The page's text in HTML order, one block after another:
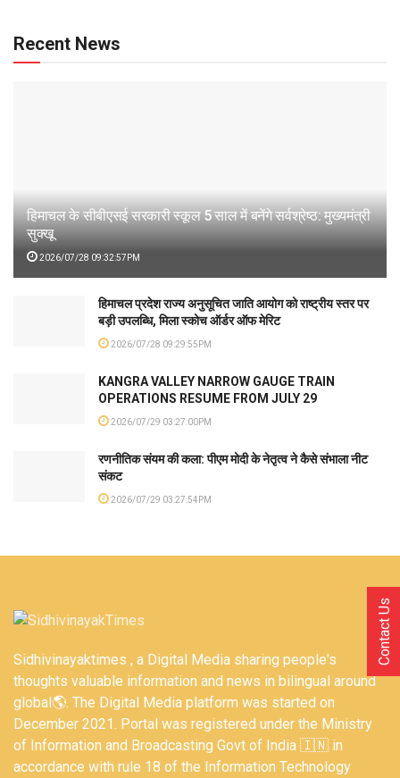
Recent News
हिमाचल के सीबीएसई सरकारी स्कूल 5 साल में बनेंगे सर्वश्रेष्ठ: मुख्यमंत्री
सुक्खू
2026/07/28 09:32:57PM
हिमाचल प्रदेश राज्य अनुसूचित जाति आयोग को राष्ट्रीय स्तर पर
बड़ी उपलब्धि, मिला स्कोच ऑर्डर ऑफ मेरिट
2026/07/28 09:29:55PM
KANGRA VALLEY NARROW GAUGE TRAIN
OPERATIONS RESUME FROM JULY 29
2026/07/29 03:27:00PM
रणनीतिक संयम की कला: पीएम मोदी के नेतृत्व ने कैसे संभाला नीट
संकट
2026/07/29 03:27:54PM
Sidhivinayaktimes , a Digital Media sharing people's
thoughts valuable information and news in bilingual around
global🌎. The Digital Media platform was started on
December 2021. Portal was registered under the Ministry
of Information and Broadcasting Govt of India 🇮🇳 in
accordance with rule 18 of the Information Technology
Contact Us